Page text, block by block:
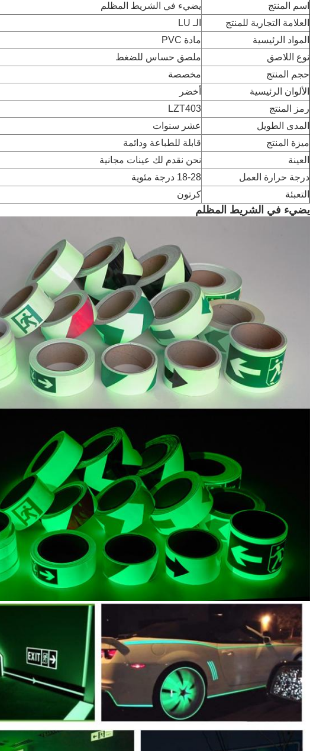
اسم المنتج
يضيء في الشريط المظلم
العلامة التجارية للمنتج
الـ LU
المواد الرئيسية
مادة PVC
نوع اللاصق
ملصق حساس للضغط
حجم المنتج
مخصصة
الألوان الرئيسية
أخضر
رمز المنتج
LZT403
المدى الطويل
عشر سنوات
ميزة المنتج
قابلة للطباعة ودائمة
العينة
نحن نقدم لك عينات مجانية
درجة حرارة العمل
18-28 درجة مئوية
التعبئة
كرتون
يضيء في الشريط المظلم